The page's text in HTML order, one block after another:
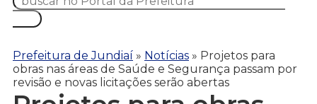
Prefeitura de Jundiaí » Notícias » Projetos para
obras nas áreas de Saúde e Segurança passam por
revisão e novas licitações serão abertas